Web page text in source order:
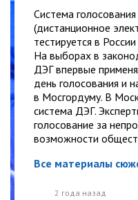
Система
(дистанционное
тестируется в
На выборах в
ДЭГ впервые
день голосования и
в Мосгордуму. В
система ДЭГ.
голосование за
возможности
Все материалы
2 года назад